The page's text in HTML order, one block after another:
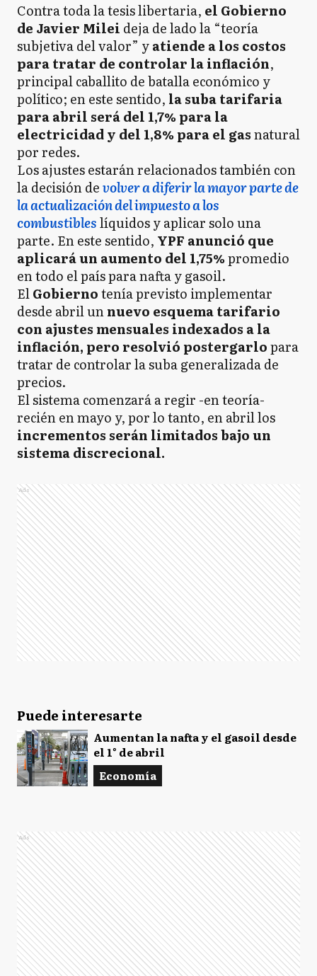
Contra toda la tesis libertaria, el Gobierno
de Javier Milei deja de lado la “teoría
subjetiva del valor” yatiende a los costos
para tratar de controlar la inflación,
principal caballito de batalla económico y
político; en este sentido, la suba tarifaria
para abril será del 1,7% para la
electricidad y del 1,8% para el gasnatural
por redes.
Los ajustes estarán relacionados también con
la decisión devolver a diferir la mayor parte de
la actualización del impuesto a los
combustibleslíquidos y aplicar solo una
parte. En este sentido, YPF anunció que
aplicará un aumento del 1,75%promedio
en todo el país para nafta y gasoil.
ElGobiernotenía previsto implementar
desde abril unnuevo esquema tarifario
con ajustes mensuales indexados a la
inflación, pero resolvió postergarlopara
tratar de controlar la suba generalizada de
precios.
El sistema comenzará a regir -en teoría-
recién en mayo y, por lo tanto, en abril los
incrementos serán limitados bajo un
sistema discrecional.
Ads
Puede interesarte
Aumentan la nafta y el gasoil desde
el 1° de abril
Economía
Ads